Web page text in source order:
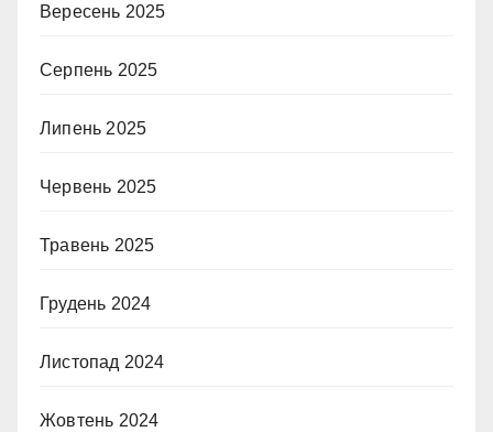
Вересень 2025
Серпень 2025
Липень 2025
Червень 2025
Травень 2025
Грудень 2024
Листопад 2024
Жовтень 2024